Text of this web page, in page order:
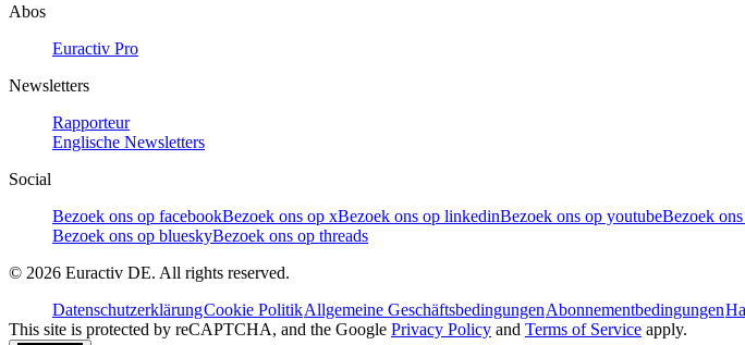
Abos
Euractiv Pro
Newsletters
Rapporteur
Englische Newsletters
Social
Bezoek ons op facebookBezoek ons op xBezoek ons op linkedinBezoek ons op youtubeBezoek
Bezoek ons op blueskyBezoek ons op threads
© 2026 Euractiv DE. All rights reserved.
DatenschutzerklärungCookie PolitikAllgemeine GeschäftsbedingungenAbonnementbedingungen
This site is protected by reCAPTCHA, and the Google Privacy Policy and Terms of Service apply.